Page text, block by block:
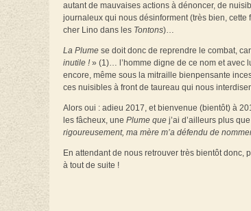
autant de mauvaises actions à dénoncer, de
journaleux qui nous désinforment (très bien,
cher Lino dans les Tontons)…
La Plume se doit donc de reprendre le combat,
inutile ! » (1)… l’homme digne de ce nom et avec
encore, même sous la mitraille bienpensante
ces nuisibles à front de taureau qui nous
Alors oui : adieu 2017, et bienvenue (bientôt) à
les fâcheux, une Plume que j’ai d’ailleurs plus
rigoureusement, ma mère m’a défendu de
En attendant de nous retrouver très bientôt donc,
à tout de suite !